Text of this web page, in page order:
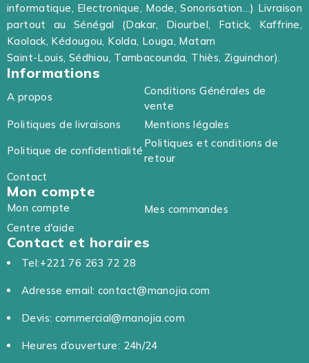
informatique, Electronique, Mode, Sonorisation…) Livraison
partout au Sénégal (Dakar, Diourbel, Fatick, Kaffrine,
Kaolack, Kédougou, Kolda, Louga, Matam
Saint-Louis, Sédhiou, Tambacounda, Thiès, Ziguinchor).
Informations
A propos
Conditions Générales de
vente
Politiques de livraisons
Mentions légales
Politique de confidentialité
Politiques et conditions de
retour
Contact
Mon compte
Mon compte
Mes commandes
Centre d'aide
Contact et horaires
Tel:+221 76 263 72 28
Adresse email: contact@manojia.com
Devis: commercial@manojia.com
Heures d’ouverture: 24h/24